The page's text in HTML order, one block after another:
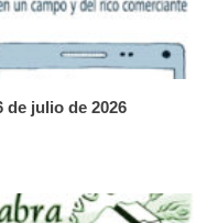
de julio de 2026